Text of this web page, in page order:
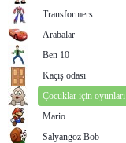
Transformers
Arabalar
Ben 10
Kaçış odası
Çocuklar için oyunları
Mario
Salyangoz Bob